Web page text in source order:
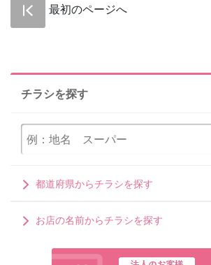
最初のページへ
チラシを探す
都道府県からチラシを探す
お店の名前からチラシを探す